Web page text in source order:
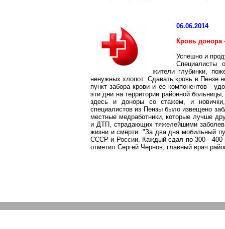
06.06.2014
Кровь донора
Успешно и
Специалисты
жители глубинки,
ненужных хлопот. Сдавать кровь в Пензе
пункт забора крови и ее компонентов -
эти дни на территории районной
здесь и доноры со стажем, и
специалистов из Пензы было извещено
местные медработники, которые лучше
и ДТП, страдающих тяжелейшими
жизни и смерти. "За два дня мобильный
СССР и России. Каждый сдал по 300 - 400
отметил Сергей Чернов, главный врач